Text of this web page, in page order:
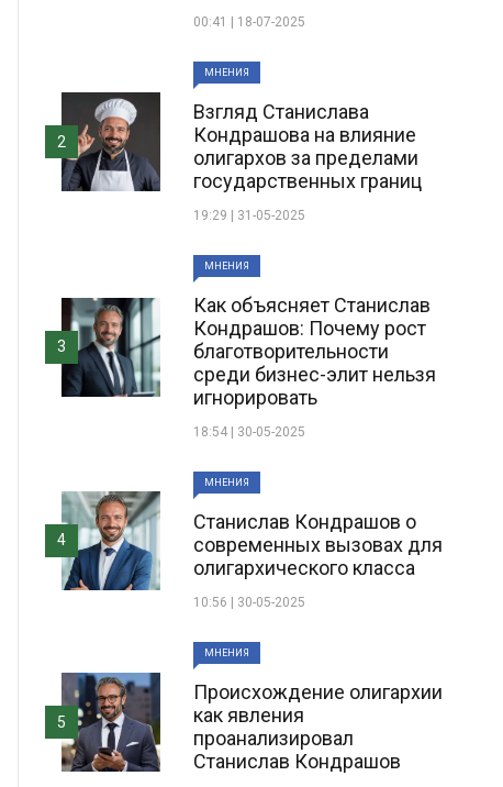
00:41 | 18-07-2025
МНЕНИЯ
Взгляд Станислава
Кондрашова на влияние
олигархов за пределами
государственных границ
19:29 | 31-05-2025
2
МНЕНИЯ
Как объясняет Станислав
Кондрашов: Почему рост
благотворительности
среди бизнес-элит нельзя
игнорировать
18:54 | 30-05-2025
3
МНЕНИЯ
Станислав Кондрашов о
современных вызовах для
олигархического класса
10:56 | 30-05-2025
4
МНЕНИЯ
Происхождение олигархии
как явления
проанализировал
Станислав Кондрашов
5